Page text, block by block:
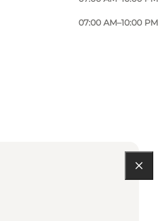
07:00 AM–10:00 PM